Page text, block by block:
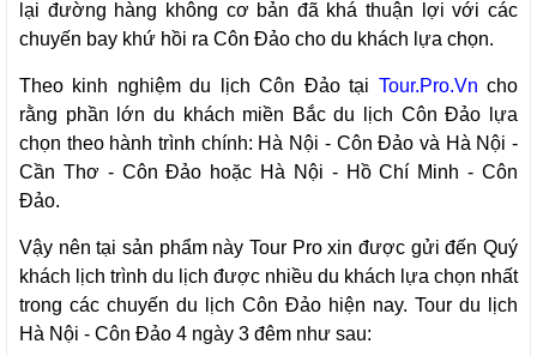
lại đường hàng không cơ bản đã khá thuận lợi với các
chuyến bay khứ hồi ra Côn Đảo cho du khách lựa chọn.
Theo kinh nghiệm du lịch Côn Đảo tại Tour.Pro.Vn cho
rằng phần lớn du khách miền Bắc du lịch Côn Đảo lựa
chọn theo hành trình chính: Hà Nội - Côn Đảo và Hà Nội -
Cần Thơ - Côn Đảo hoặc Hà Nội - Hồ Chí Minh - Côn
Đảo.
Vậy nên tại sản phẩm này Tour Pro xin được gửi đến Quý
khách lịch trình du lịch được nhiều du khách lựa chọn nhất
trong các chuyến du lịch Côn Đảo hiện nay. Tour du lịch
Hà Nội - Côn Đảo 4 ngày 3 đêm như sau: